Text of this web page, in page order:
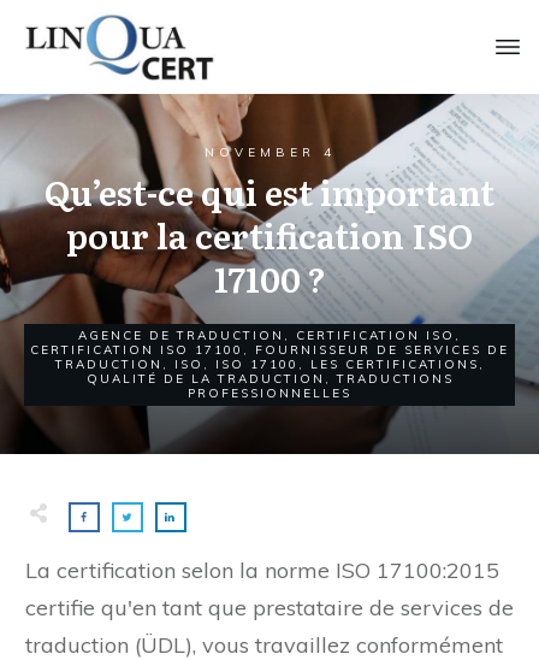
NOVEMBER 4
Qu’est-ce qui est important
pour la certification ISO
17100 ?
AGENCE DE TRADUCTION , CERTIFICATION ISO ,
CERTIFICATION ISO 17100 , FOURNISSEUR DE SERVICES DE
TRADUCTION , ISO , ISO 17100 , LES CERTIFICATIONS ,
QUALITÉ DE LA TRADUCTION ,TRADUCTIONS
PROFESSIONNELLES
La certification selon la norme ISO 17100:2015
certifie qu'en tant que prestataire de services de
traduction (ÜDL), vous travaillez conformément